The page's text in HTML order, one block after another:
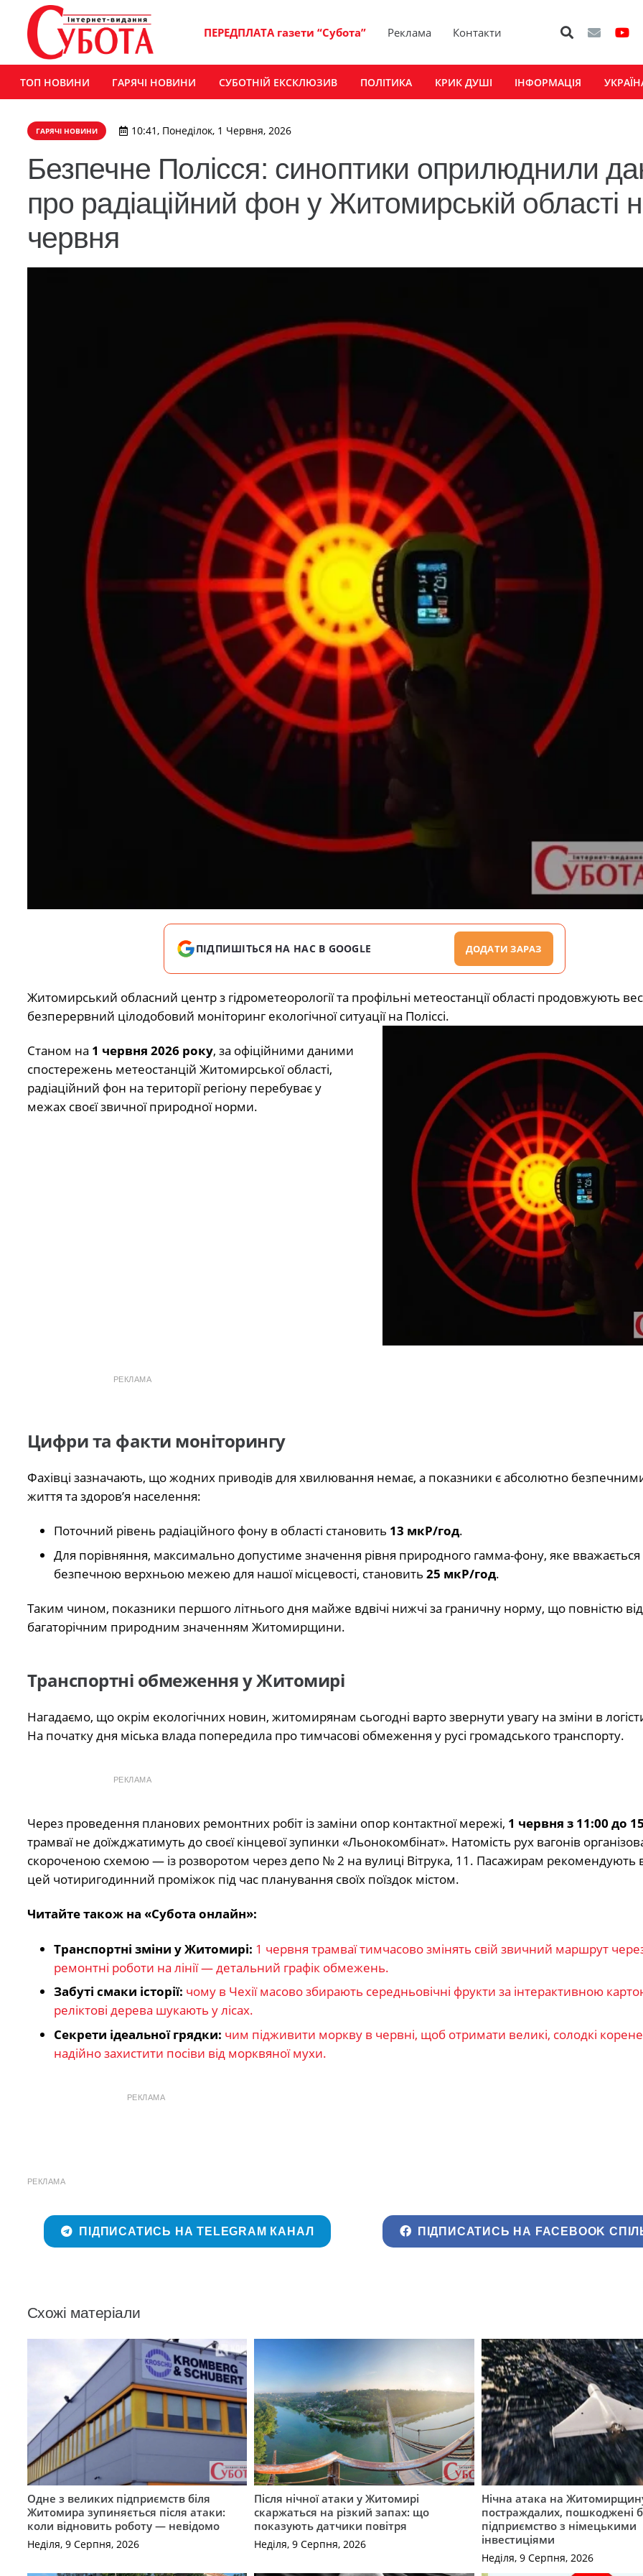
ПЕРЕДПЛАТА газети “Субота” Реклама Контакти
ТОП НОВИНИ ГАРЯЧІ НОВИНИ СУБОТНІЙ ЕКСКЛЮЗИВ ПОЛІТИКА КРИК ДУШІ ІНФОРМАЦІЯ
ГАРЯЧІ НОВИНИ 10:41, Понеділок, 1 Червня, 2026
Безпечне Полісся: синоптики оприлюднили
про радіаційний фон у Житомирській області
червня
ПІДПИШІТЬСЯ НА НАС В GOOGLE ДОДАТИ ЗАРАЗ
Житомирський обласний центр з гідрометеорології та профільні метеостанції області продовжують
безперервний цілодобовий моніторинг екологічної ситуації на Поліссі.
Станом на 1 червня 2026 року, за офіційними даними
спостережень метеостанцій Житомирської області,
радіаційний фон на території регіону перебуває у
межах своєї звичної природної норми.
РЕКЛАМА
Цифри та факти моніторингу
Фахівці зазначають, що жодних приводів для хвилювання немає, а показники є абсолютно
життя та здоров’я населення:
Поточний рівень радіаційного фону в області становить 13 мкР/год.
Для порівняння, максимально допустиме значення рівня природного гамма-фону, яке вважається
безпечною верхньою межею для нашої місцевості, становить 25 мкР/год.
Таким чином, показники першого літнього дня майже вдвічі нижчі за граничну норму, що повністю
багаторічним природним значенням Житомирщини.
Транспортні обмеження у Житомирі
Нагадаємо, що окрім екологічних новин, житомирянам сьогодні варто звернути увагу на зміни в
На початку дня міська влада попередила про тимчасові обмеження у русі громадського транспорту.
РЕКЛАМА
Через проведення планових ремонтних робіт із заміни опор контактної мережі, 1 червня з 11:00 до
трамваї не доїжджатимуть до своєї кінцевої зупинки «Льонокомбінат». Натомість рух вагонів
скороченою схемою — із розворотом через депо № 2 на вулиці Вітрука, 11. Пасажирам рекомендують
цей чотиригодинний проміжок під час планування своїх поїздок містом.
Читайте також на «Субота онлайн»:
Транспортні зміни у Житомирі: 1 червня трамваї тимчасово змінять свій звичний маршрут
ремонтні роботи на лінії — детальний графік обмежень.
Забуті смаки історії: чому в Чехії масово збирають середньовічні фрукти за інтерактивною
реліктові дерева шукають у лісах.
Секрети ідеальної грядки: чим підживити моркву в червні, щоб отримати великі, солодкі
надійно захистити посіви від морквяної мухи.
РЕКЛАМА
РЕКЛАМА
ПІДПИСАТИСЬ НА TELEGRAM КАНАЛ ПІДПИСАТИСЬ НА FACEBOOK
Схожі матеріали
Одне з великих підприємств біля
Житомира зупиняється після атаки:
коли відновить роботу — невідомо
Неділя, 9 Серпня, 2026
Після нічної атаки у Житомирі
скаржаться на різкий запах: що
показують датчики повітря
Неділя, 9 Серпня, 2026
Нічна атака на
постраждалих, пошкоджені
підприємство з німецькими
інвестиціями
Неділя, 9 Серпня, 2026